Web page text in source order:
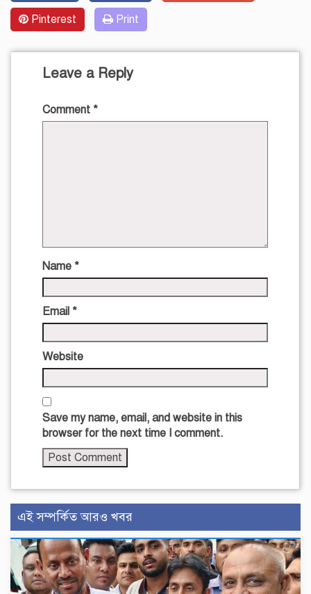
Pinterest Print
Leave a Reply
Comment *
Name *
Email *
Website
Save my name, email, and website in this
browser for the next time I comment.
এই সম্পর্কিত আরও খবর